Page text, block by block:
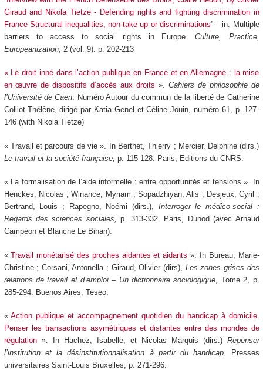
Giraud and Nikola Tietze - Defending rights and fighting discrimination in
France Structural inequalities, non-take up or discriminations” – in: Multiple
barriers to access to social rights in Europe.Culture, Practice,
Europeanization, 2 (vol. 9). p. 202-213
« Le droit inné dans l’action publique en France et en Allemagne : la mise
en œuvre de dispositifs d’accès aux droits ». Cahiers de philosophie de
l’Université de Caen. Numéro Autour du commun de la liberté de Catherine
Colliot-Thélène, dirigé par Katia Genel et Céline Jouin, numéro 61, p. 127-
146 (with Nikola Tietze)
« Travail et parcours de vie ». In Berthet, Thierry ; Mercier, Delphine (dirs.)
Le travail et la société française, p. 115-128. Paris, Editions du CNRS.
« La formalisation de l’aide informelle : entre opportunités et tensions ». In
Henckes, Nicolas ; Winance, Myriam ; Sopadzhiyan, Alis ; Desjeux, Cyril ;
Bertrand, Louis ; Rapegno, Noémi (dirs.), Interroger le médico-social :
Regards des sciences sociales, p. 313-332. Paris, Dunod (avec Arnaud
Campéon et Blanche Le Bihan).
«Travail monétarisé des proches aidantes et aidants». In Bureau, Marie-
Christine ; Corsani, Antonella ; Giraud, Olivier (dirs), Les zones grises des
relations de travail et d’emploi – Un dictionnaire sociologique , Tome 2, p.
285-294. Buenos Aires, Teseo.
«Action publique et accompagnement quotidien du handicap à domicile.
Penser les transactions asymétriques et distantes entre des mondes de
régulation ». In Hachez, Isabelle, et Nicolas Marquis (dirs.) Repenser
l’institution et la désinstitutionnalisation à partir du handicap. Presses
universitaires Saint-Louis Bruxelles, p. 271-296.